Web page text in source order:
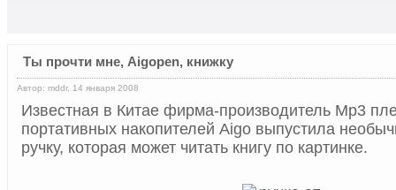
Ты прочти мне, Aigopen, книжку
Автор: mddr, 14 января 2008
Известная в Китае фирма-производитель Mp3
портативных накопителей Aigo выпустила
ручку, которая может читать книгу по картинке.